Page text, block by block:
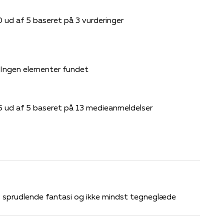
ud af 5 baseret på 3 vurderinger
Ingen elementer fundet
ud af 5 baseret på 13 medieanmeldelser
fantasi og ikke mindst tegneglæde